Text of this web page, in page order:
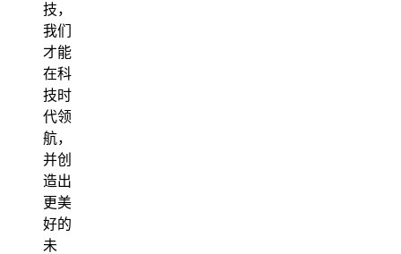
技，
我们
才能
在科
技时
代领
航，
并创
造出
更美
好的
未